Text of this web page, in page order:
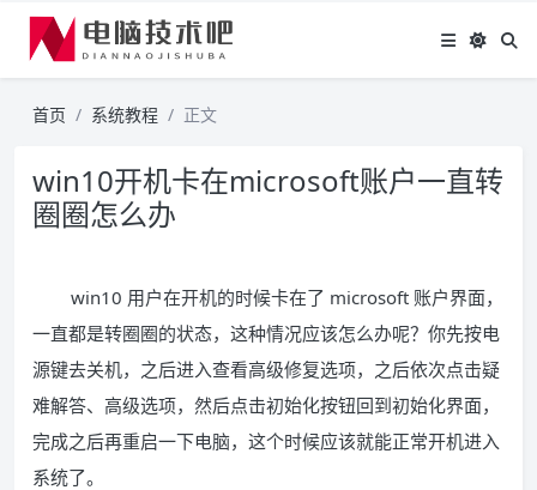
首页 系统教程 正文
win10开机卡在microsoft账户一直转
圈圈怎么办
win10 用户在开机的时候卡在了 microsoft 账户界面，
一直都是转圈圈的状态，这种情况应该怎么办呢？你先按电
源键去关机，之后进入查看高级修复选项，之后依次点击疑
难解答、高级选项，然后点击初始化按钮回到初始化界面，
完成之后再重启一下电脑，这个时候应该就能正常开机进入
系统了。